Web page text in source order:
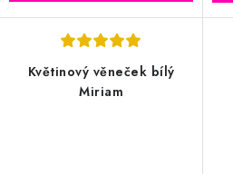
Květinový věneček bílý
Miriam